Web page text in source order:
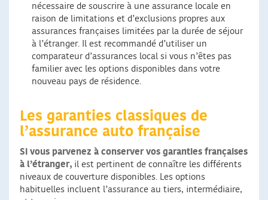
nécessaire de souscrire à une assurance locale en
raison de limitations et d’exclusions propres aux
assurances françaises limitées par la durée de séjour
à l’étranger. Il est recommandé d’utiliser un
comparateur d’assurances local si vous n’êtes pas
familier avec les options disponibles dans votre
nouveau pays de résidence.
Les garanties classiques de
l’assurance auto française
Si vous parvenez à conserver vos garanties françaises
à l’étranger, il est pertinent de connaître les différents
niveaux de couverture disponibles. Les options
habituelles incluent l’assurance au tiers, intermédiaire,